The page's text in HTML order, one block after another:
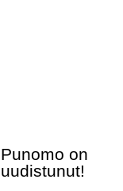
Punomo on
uudistunut!